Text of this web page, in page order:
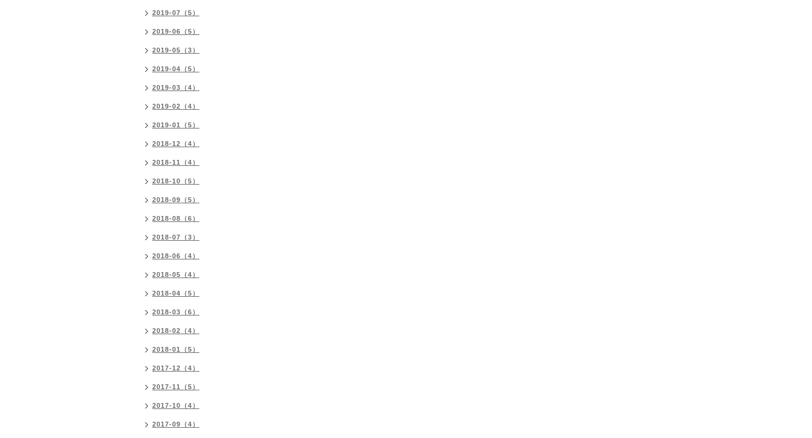
2019-07（5）
2019-06（5）
2019-05（3）
2019-04（5）
2019-03（4）
2019-02（4）
2019-01（5）
2018-12（4）
2018-11（4）
2018-10（5）
2018-09（5）
2018-08（6）
2018-07（3）
2018-06（4）
2018-05（4）
2018-04（5）
2018-03（6）
2018-02（4）
2018-01（5）
2017-12（4）
2017-11（5）
2017-10（4）
2017-09（4）